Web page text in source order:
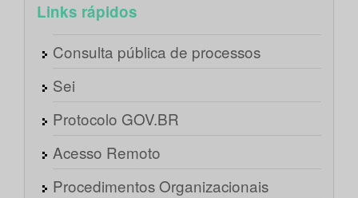
Links rápidos
Consulta pública de processos
Sei
Protocolo GOV.BR
Acesso Remoto
Procedimentos Organizacionais